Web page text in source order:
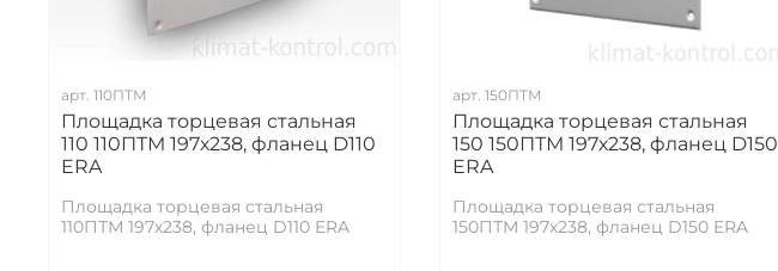
арт. 110ПТМ
Площадка торцевая стальная
110 110ПТМ 197х238, фланец D110
ERA
Площадка торцевая стальная
110ПТМ 197х238, фланец D110 ERA
арт. 150ПТМ
Площадка торцевая стальная
150 150ПТМ 197х238, фланец D150
ERA
Площадка торцевая стальная
150ПТМ 197х238, фланец D150 ERA